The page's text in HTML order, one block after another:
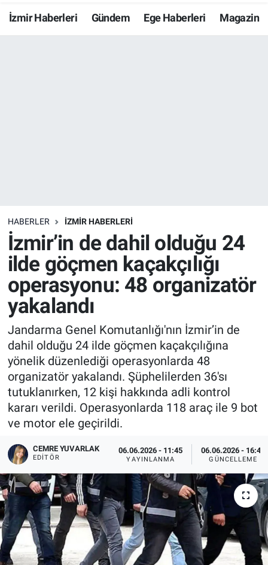
İzmir Haberleri Gündem Ege Haberleri Magazin
HABERLER İZMİR HABERLERİ
İzmir’in de dahil olduğu 24
ilde göçmen kaçakçılığı
operasyonu: 48 organizatör
yakalandı
Jandarma Genel Komutanlığı'nın İzmir’in de
dahil olduğu 24 ilde göçmen kaçakçılığına
yönelik düzenlediği operasyonlarda 48
organizatör yakalandı. Şüphelilerden 36'sı
tutuklanırken, 12 kişi hakkında adli kontrol
kararı verildi. Operasyonlarda 118 araç ile 9 bot
ve motor ele geçirildi.
CEMRE YUVARLAK
EDITÖR
06.06.2026 - 11:45
YAYINLANMA
06.06.2026 - 16:49
GÜNCELLEME
Resmi İlanlar